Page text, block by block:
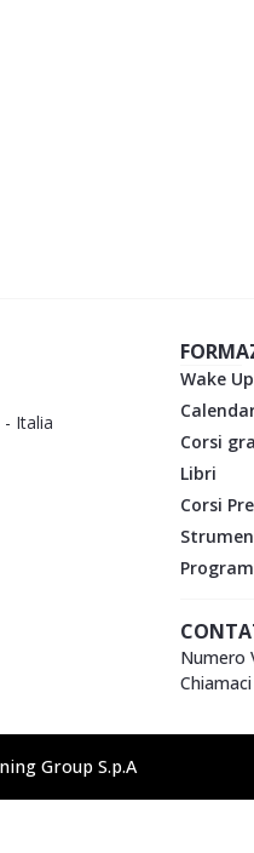
Italia
Wake
Corsi
Libri
Corsi
Numero
Group S.p.A